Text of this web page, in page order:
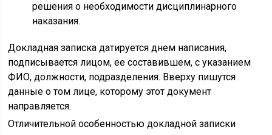
решения о необходимости дисциплинарного
наказания.
Докладная записка датируется днем написания,
подписывается лицом, ее составившем, с указанием
ФИО, должности, подразделения. Вверху пишутся
данные о том лице, которому этот документ
направляется.
Отличительной особенностью докладной записки